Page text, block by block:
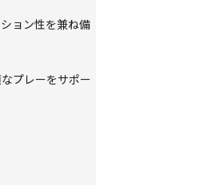
ョン性を兼ね備
プレーをサポー